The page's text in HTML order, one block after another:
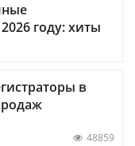
году: хиты
в
48859